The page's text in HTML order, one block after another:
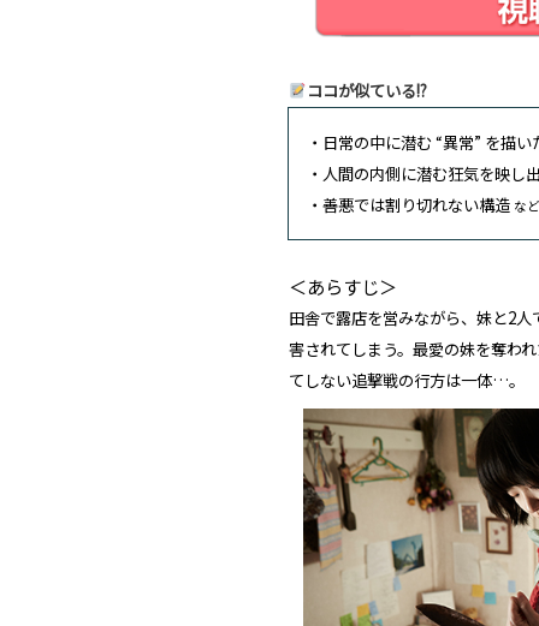
ココが似ている!?
・日常の中に潜む “異常” を描い
・人間の内側に潜む狂気を映し
・善悪では割り切れない構造 な
＜あらすじ＞
田舎で露店を営みながら、妹と2
害されてしまう。最愛の妹を奪わ
てしない追撃戦の行方は一体…。